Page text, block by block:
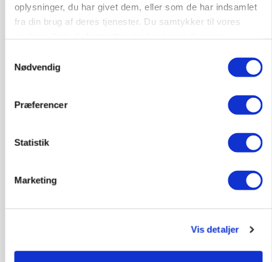
oplysninger, du har givet dem, eller som de har indsamlet
fra din brug af deres tjenester. Du samtykker til vores
Nødvendig
Præferencer
Statistik
Marketing
Vis detaljer
Grisenoteringen står stille